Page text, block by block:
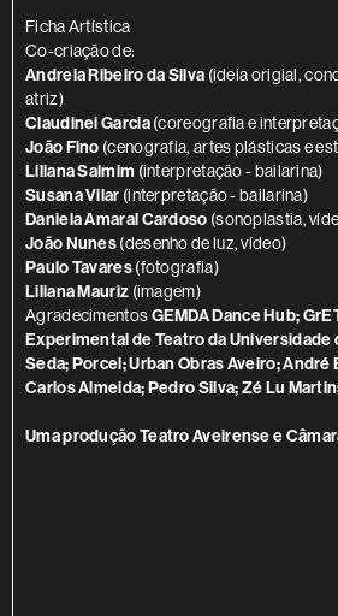
Ficha Artística
Co-criação de:
Andreia Ribeiro da Silva (ideia origial,
atriz)
Claudinei Garcia(coreografia e
João Fino (cenografia, artes plásticas e
Liliana Salmim (interpretação - bailarina)
Susana Vilar (interpretação - bailarina)
Daniela Amaral Cardoso (sonoplastia,
João Nunes(desenho de luz, vídeo)
Paulo Tavares(fotografia)
Liliana Mauriz (imagem)
AgradecimentosGEMDA Dance Hub;
Experimental de Teatro da Universidade
Seda; Porcel; Urban Obras Aveiro; André
Carlos Almeida; Pedro Silva; Zé Lu
Uma produção Teatro Aveirense e